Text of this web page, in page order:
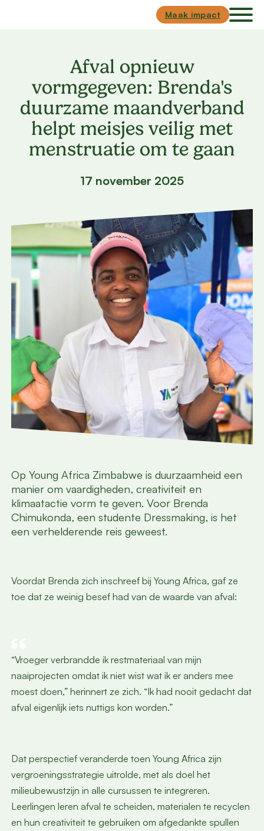
Maak impact
Afval opnieuw
vormgegeven: Brenda's
duurzame maandverband
helpt meisjes veilig met
menstruatie om te gaan
17 november 2025
Op Young Africa Zimbabwe is duurzaamheid een
manier om vaardigheden, creativiteit en
klimaatactie vorm te geven. Voor Brenda
Chimukonda, een studente Dressmaking, is het
een verhelderende reis geweest.
Voordat Brenda zich inschreef bij Young Africa, gaf ze
toe dat ze weinig besef had van de waarde van afval:
“Vroeger verbrandde ik restmateriaal van mijn
naaiprojecten omdat ik niet wist wat ik er anders mee
moest doen,” herinnert ze zich. “Ik had nooit gedacht dat
afval eigenlijk iets nuttigs kon worden.”
Dat perspectief veranderde toen Young Africa zijn
vergroeningsstrategie uitrolde, met als doel het
milieubewustzijn in alle cursussen te integreren.
Leerlingen leren afval te scheiden, materialen te recyclen
en hun creativiteit te gebruiken om afgedankte spullen